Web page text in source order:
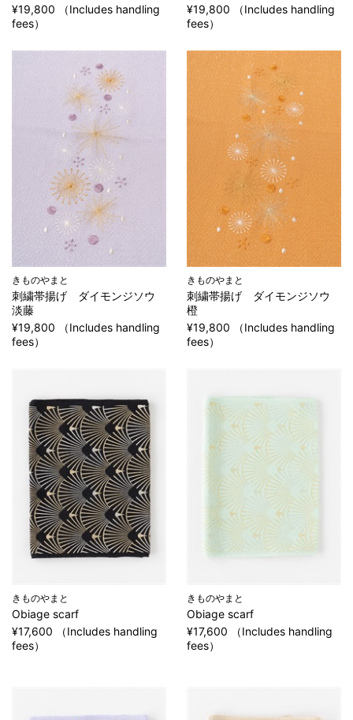
¥19,800 （Includes handling
fees）
¥19,800 （Includes handling
fees）
きものやまと
刺繍帯揚げ ダイモンジソウ
淡藤
¥19,800 （Includes handling
fees）
きものやまと
刺繍帯揚げ ダイモンジソウ
橙
¥19,800 （Includes handling
fees）
きものやまと
Obiage scarf
¥17,600 （Includes handling
fees）
きものやまと
Obiage scarf
¥17,600 （Includes handling
fees）